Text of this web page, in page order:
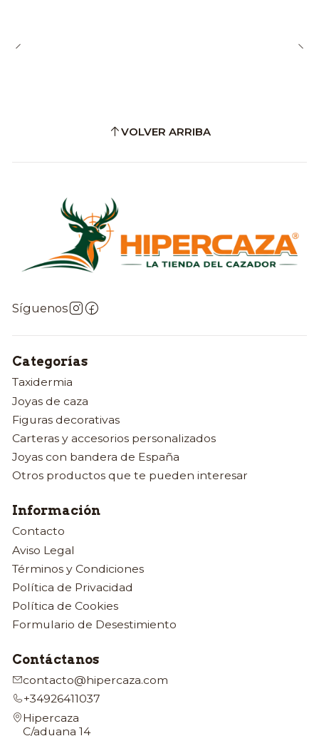
VOLVER ARRIBA
Síguenos
Categorías
Taxidermia
Joyas de caza
Figuras decorativas
Carteras y accesorios personalizados
Joyas con bandera de España
Otros productos que te pueden interesar
Información
Contacto
Aviso Legal
Términos y Condiciones
Política de Privacidad
Política de Cookies
Formulario de Desestimiento
Contáctanos
contacto@hipercaza.com
+34926411037
Hipercaza
C/aduana 14